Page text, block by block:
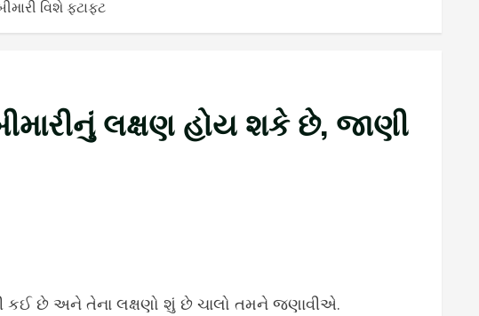
વિશે ફટાફટ
લક્ષણ હોય શકે છે, જાણી
કઈ છે અને તેના લક્ષણો શું છે ચાલો તમને જણાવીએ.